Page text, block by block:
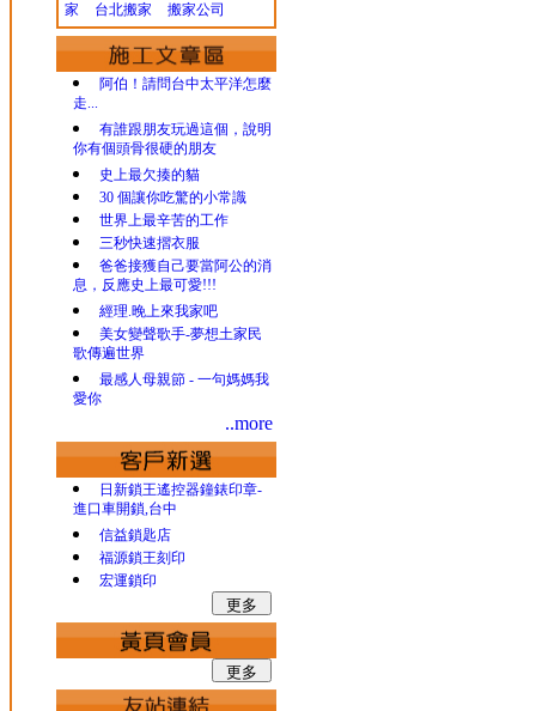
家
台北搬家 搬家公司
阿伯！請問台中太平洋怎麼
走...
有誰跟朋友玩過這個，說明
你有個頭骨很硬的朋友
史上最欠揍的貓
30 個讓你吃驚的小常識
世界上最辛苦的工作
三秒快速摺衣服
爸爸接獲自己要當阿公的消
息，反應史上最可愛!!!
經理.晚上來我家吧
美女變聲歌手-夢想土家民
歌傳遍世界
最感人母親節 - 一句媽媽我
愛你
..more
日新鎖王遙控器鐘錶印章-
進口車開鎖,台中
信益鎖匙店
福源鎖王刻印
宏運鎖印